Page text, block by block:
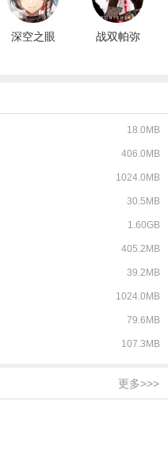
深空之眼
战双帕弥
18.0MB
406.0MB
1024.0MB
30.5MB
1.60GB
405.2MB
39.2MB
1024.0MB
79.6MB
107.3MB
更多>>>